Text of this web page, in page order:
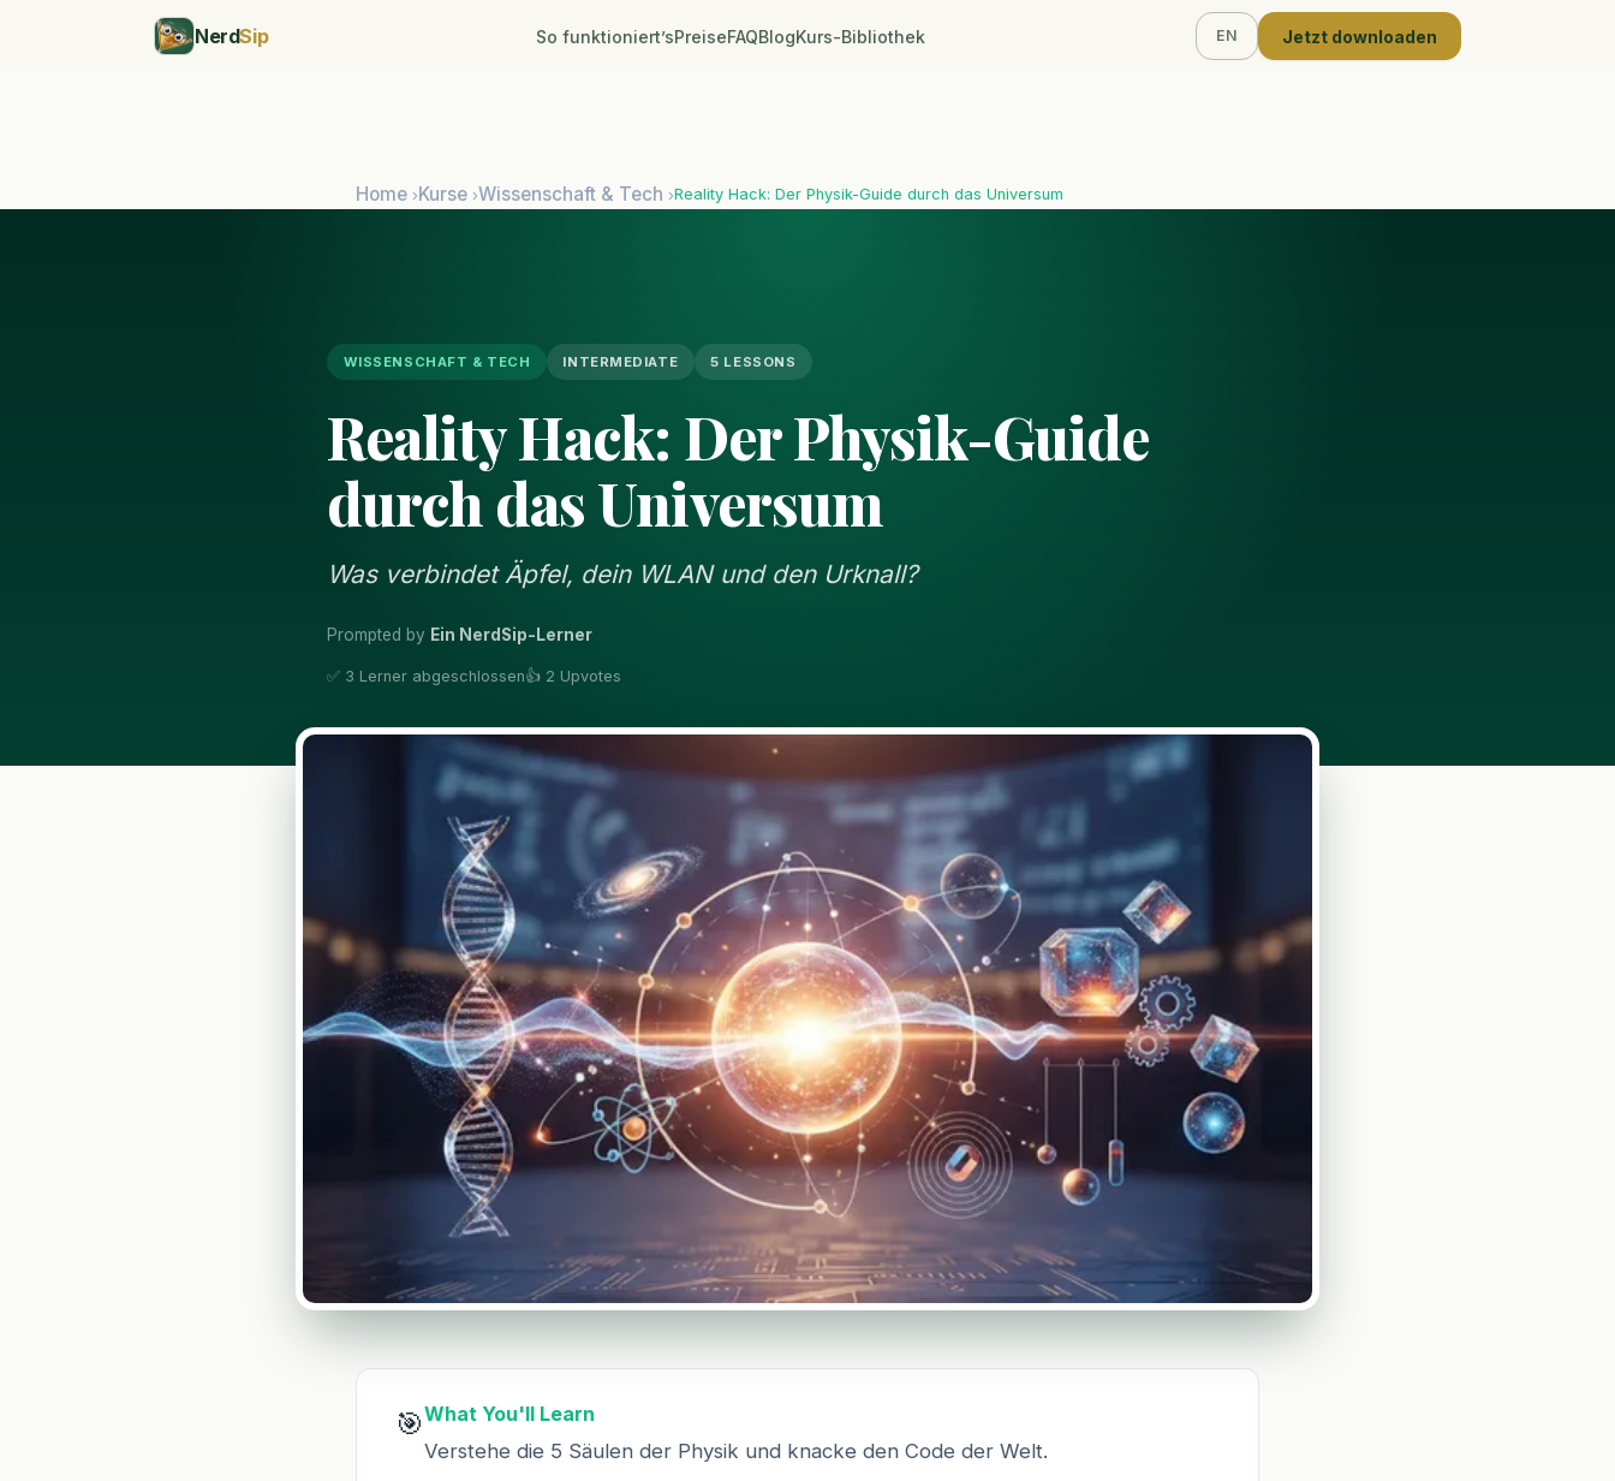
NerdSip So funktioniert’sPreiseFAQBlogKurs-Bibliothek EN Jetzt downloaden
Home ›Kurse ›Wissenschaft & Tech ›Reality Hack: Der Physik-Guide durch das Universum
WISSENSCHAFT & TECH INTERMEDIATE 5 LESSONS
Reality Hack: Der Physik-Guide
durch das Universum
Was verbindet Äpfel, dein WLAN und den Urknall?
Prompted by Ein NerdSip-Lerner
✅ 3 Lerner abgeschlossen👍 2 Upvotes
🎯What You'll Learn
Verstehe die 5 Säulen der Physik und knacke den Code der Welt.